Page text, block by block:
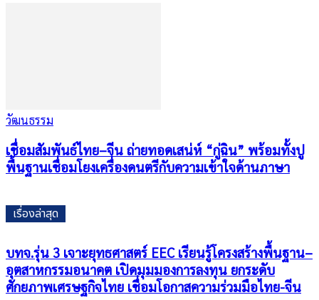
วัฒนธรรม
เชื่อมสัมพันธ์ไทย–จีน ถ่ายทอดเสน่ห์ “กู่ฉิน” พร้อมทั้งปู
พื้นฐานเชื่อมโยงเครื่องดนตรีกับความเข้าใจด้านภาษา
เรื่องล่าสุด
บทจ.รุ่น 3 เจาะยุทธศาสตร์ EEC เรียนรู้โครงสร้างพื้นฐาน–
อุตสาหกรรมอนาคต เปิดมุมมองการลงทุน ยกระดับ
ศักยภาพเศรษฐกิจไทย เชื่อมโอกาสความร่วมมือไทย-จีน